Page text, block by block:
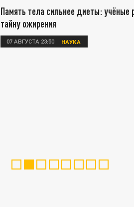
Память тела сильнее диеты: учёные
тайну ожирения
07 АВГУСТА 23:50 НАУКА